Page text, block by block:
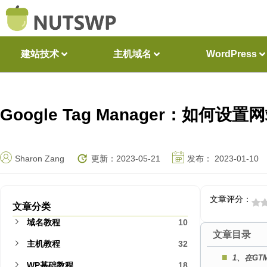
建站技术 主机域名 WordPress
Google Tag Manager：如何设置
Sharon Zang 更新：2023-05-21 发布： 2023-01-10
文章分类
域名教程 10
主机教程 32
文章评分：
文章目录
1、在